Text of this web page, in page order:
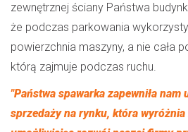
zewnętrznej ściany Państwa
że podczas parkowania
powierzchnia maszyny, a nie cała
którą zajmuje podczas ruchu.
"Państwa spawarka zapewniła
sprzedaży na rynku, która